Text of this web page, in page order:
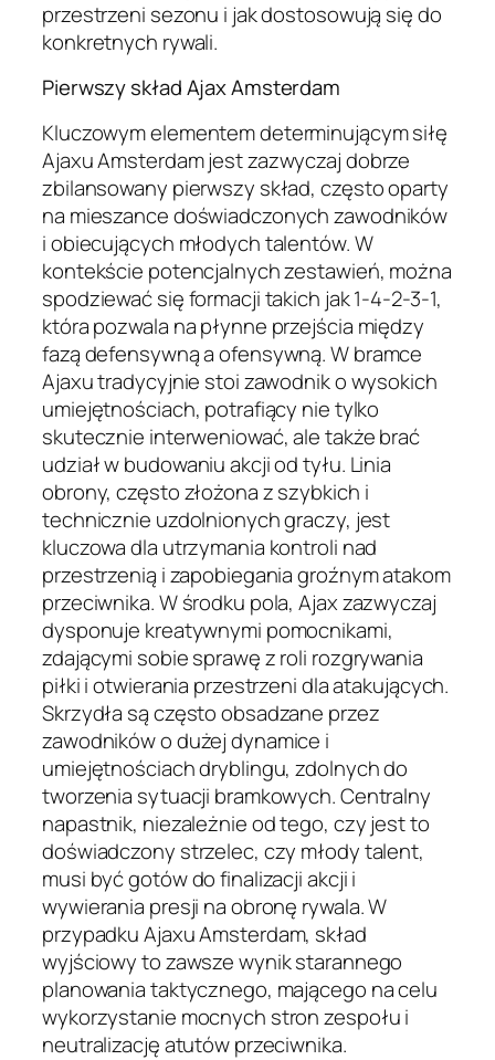
przestrzeni sezonu i jak dostosowują się do
konkretnych rywali.
Pierwszy skład Ajax Amsterdam
Kluczowym elementem determinującym siłę
Ajaxu Amsterdam jest zazwyczaj dobrze
zbilansowany pierwszy skład, często oparty
na mieszance doświadczonych zawodników
i obiecujących młodych talentów. W
kontekście potencjalnych zestawień, można
spodziewać się formacji takich jak 1-4-2-3-1,
która pozwala na płynne przejścia między
fazą defensywną a ofensywną. W bramce
Ajaxu tradycyjnie stoi zawodnik o wysokich
umiejętnościach, potrafiący nie tylko
skutecznie interweniować, ale także brać
udział w budowaniu akcji od tyłu. Linia
obrony, często złożona z szybkich i
technicznie uzdolnionych graczy, jest
kluczowa dla utrzymania kontroli nad
przestrzenią i zapobiegania groźnym atakom
przeciwnika. W środku pola, Ajax zazwyczaj
dysponuje kreatywnymi pomocnikami,
zdającymi sobie sprawę z roli rozgrywania
piłki i otwierania przestrzeni dla atakujących.
Skrzydła są często obsadzane przez
zawodników o dużej dynamice i
umiejętnościach dryblingu, zdolnych do
tworzenia sytuacji bramkowych. Centralny
napastnik, niezależnie od tego, czy jest to
doświadczony strzelec, czy młody talent,
musi być gotów do finalizacji akcji i
wywierania presji na obronę rywala. W
przypadku Ajaxu Amsterdam, skład
wyjściowy to zawsze wynik starannego
planowania taktycznego, mającego na celu
wykorzystanie mocnych stron zespołu i
neutralizację atutów przeciwnika.